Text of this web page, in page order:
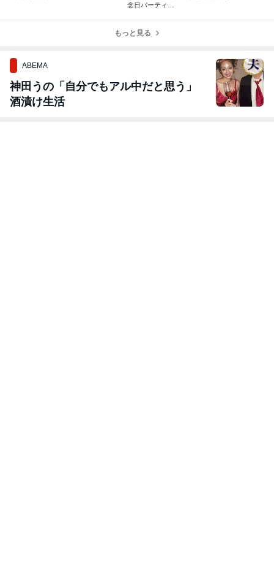
念日パーティー
もっと見る
ABEMA
神田うの「自分でもアル中だと思う」
酒漬け生活